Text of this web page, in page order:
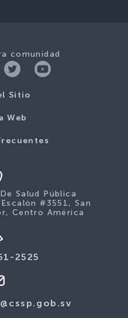
comunidad
Sitio
Web
Salud Pública
#3551, San
Centro América
2525